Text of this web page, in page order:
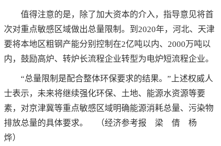
值得注意的是，除了加大资本的介入，指导意见将首
次对重点敏感区域做出总量限制。到2020年，河北、天津
要将本地区粗钢产能分别控制在2亿吨以内、2000万吨以
内，鼓励高炉、转炉长流程企业转型为电炉短流程企业。
“总量限制是配合整体环保要求的结果。”上述权威人
士表示，未来将继续强化环保、土地、能源水资源等要
素，对京津冀等重点敏感区域明确能源消耗总量、污染物
排放总量的具体要求。 （经济参考报 梁 倩 杨
烨）